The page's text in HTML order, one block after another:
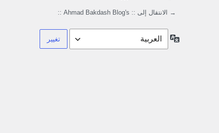
→ الانتقال إلى :: Ahmad Bakdash Blog's ::
اللغة